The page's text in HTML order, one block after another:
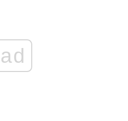
ad